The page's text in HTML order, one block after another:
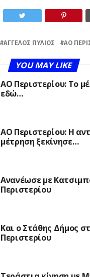
ΆΓΓΕΛΟΣ ΠΎΛΙΟΣ ΑΟ
YOU MAY LIKE
ΑΟ Περιστερίου: Το
εδώ…
ΑΟ Περιστερίου: Η
μέτρηση ξεκίνησε…
Ανανέωσε με
Περιστερίου
Και ο Στάθης Δήμος
Περιστερίου